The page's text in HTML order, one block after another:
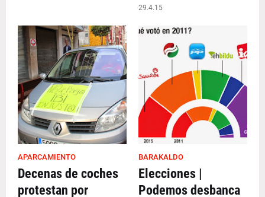
29.4.15
APARCAMIENTO
Decenas de coches
protestan por
BARAKALDO
Elecciones |
Podemos desbanca